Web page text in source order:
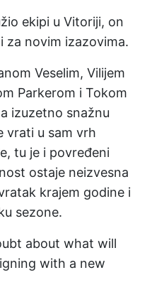
ekipi u Vitoriji, on
za novim izazovima.
Veselim, Vilijem
Parkerom i Tokom
izuzetno snažnu
vrati u sam vrh
tu je i povređeni
ostaje neizvesna
krajem godine i
sezone.
about what will
with a new